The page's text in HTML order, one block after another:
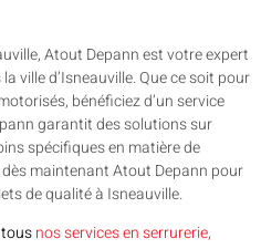
Atout Depann est votre expert
ville d’Isneauville. Que ce soit pour
bénéficiez d’un service
garantit des solutions sur
spécifiques en matière de
maintenant Atout Depann pour
de qualité à Isneauville.
nos services en serrurerie,